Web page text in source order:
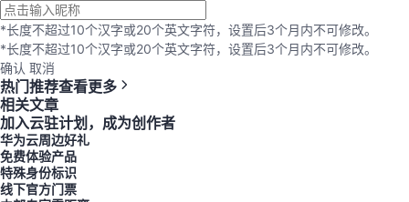
*长度不超过10个汉字或20个英文字符，设置后3个月内不可修改。
*长度不超过10个汉字或20个英文字符，设置后3个月内不可修改。
确认 取消
热门推荐查看更多
相关文章
加入云驻计划，成为创作者
华为云周边好礼
免费体验产品
特殊身份标识
线下官方门票